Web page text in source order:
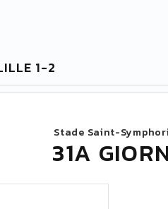
1-2
Stade Saint-
31A